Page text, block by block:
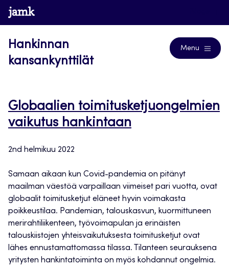
Siirry
suoraan
www.jamk.fi
Hankinnan
kansankynttilät
Menu
Globaalien toimitusketjuongelmien
vaikutus hankintaan
2nd helmikuu 2022
Samaan aikaan kun Covid-pandemia on pitänyt
maailman väestöä varpaillaan viimeiset pari vuotta, ovat
globaalit toimitusketjut eläneet hyvin voimakasta
poikkeustilaa. Pandemian, talouskasvun, kuormittuneen
merirahtiliikenteen, työvoimapulan ja erinäisten
talouskiistojen yhteisvaikutuksesta toimitusketjut ovat
lähes ennustamattomassa tilassa. Tilanteen seurauksena
yritysten hankintatoiminta on myös kohdannut ongelmia.